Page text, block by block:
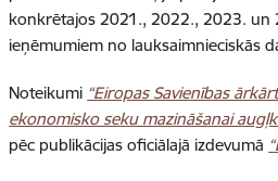
konkrētajos 2021., 2022., 2023. un
ieņēmumiem no lauksaimnieciskās
Noteikumi “Eiropas Savienības
ekonomisko seku mazināšanai
pēc publikācijas oficiālajā izdevumā